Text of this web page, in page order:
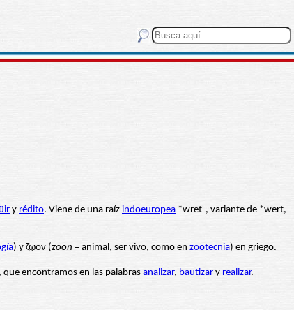
y rédito. Viene de una raíz indoeuropea *wret-, variante de *wert,
) y ζῷον (zoon = animal, ser vivo, como en zootecnia) en griego.
que encontramos en las palabrasanalizar, bautizar y realizar.